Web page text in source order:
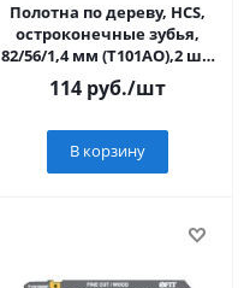
Полотна по дереву, HCS,
остроконечные зубья,
82/56/1,4 мм (Т101AO),2 шт.
фит
114 руб./шт
В корзину